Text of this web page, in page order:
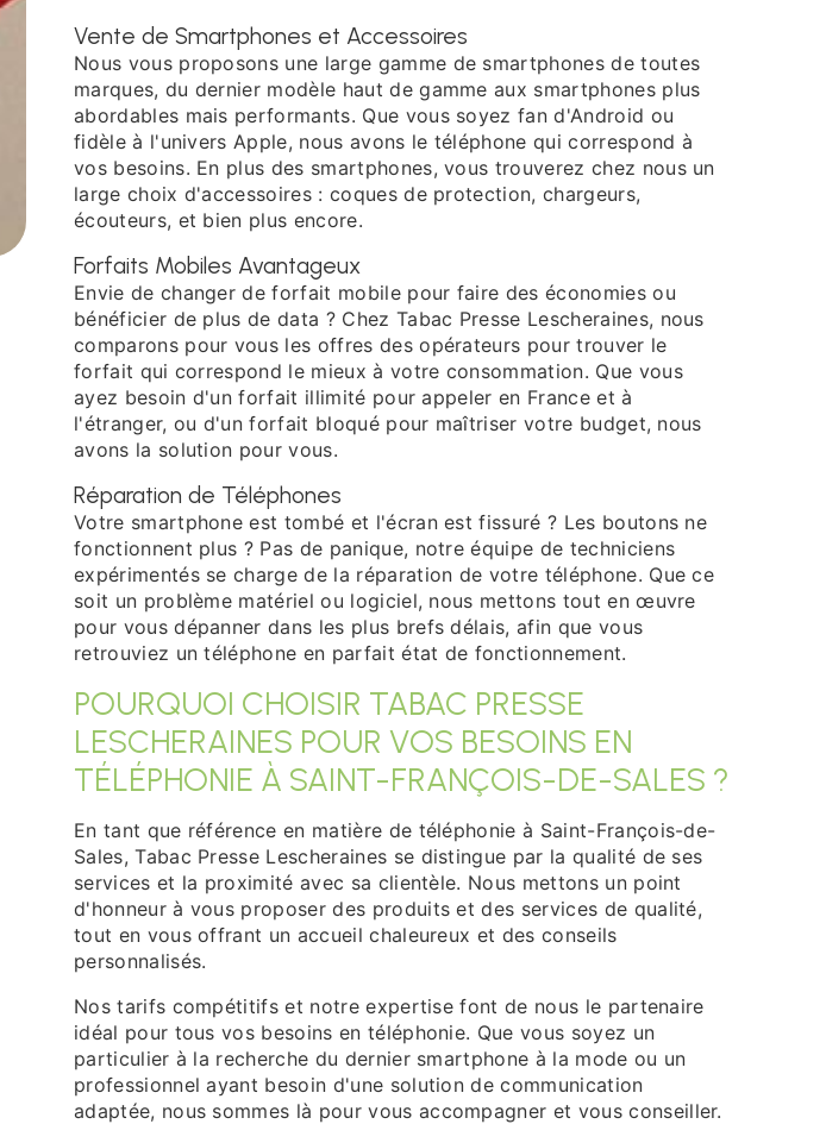
Vente de Smartphones et Accessoires
Nous vous proposons une large gamme de smartphones de toutes
marques, du dernier modèle haut de gamme aux smartphones plus
abordables mais performants. Que vous soyez fan d'Android ou
fidèle à l'univers Apple, nous avons le téléphone qui correspond à
vos besoins. En plus des smartphones, vous trouverez chez nous un
large choix d'accessoires : coques de protection, chargeurs,
écouteurs, et bien plus encore.
Forfaits Mobiles Avantageux
Envie de changer de forfait mobile pour faire des économies ou
bénéficier de plus de data ? Chez Tabac Presse Lescheraines, nous
comparons pour vous les offres des opérateurs pour trouver le
forfait qui correspond le mieux à votre consommation. Que vous
ayez besoin d'un forfait illimité pour appeler en France et à
l'étranger, ou d'un forfait bloqué pour maîtriser votre budget, nous
avons la solution pour vous.
Réparation de Téléphones
Votre smartphone est tombé et l'écran est fissuré ? Les boutons ne
fonctionnent plus ? Pas de panique, notre équipe de techniciens
expérimentés se charge de la réparation de votre téléphone. Que ce
soit un problème matériel ou logiciel, nous mettons tout en œuvre
pour vous dépanner dans les plus brefs délais, afin que vous
retrouviez un téléphone en parfait état de fonctionnement.
POURQUOI CHOISIR TABAC PRESSE
LESCHERAINES POUR VOS BESOINS EN
TÉLÉPHONIE À SAINT-FRANÇOIS-DE-SALES ?
En tant que référence en matière de téléphonie à Saint-François-de-
Sales, Tabac Presse Lescheraines se distingue par la qualité de ses
services et la proximité avec sa clientèle. Nous mettons un point
d'honneur à vous proposer des produits et des services de qualité,
tout en vous offrant un accueil chaleureux et des conseils
personnalisés.
Nos tarifs compétitifs et notre expertise font de nous le partenaire
idéal pour tous vos besoins en téléphonie. Que vous soyez un
particulier à la recherche du dernier smartphone à la mode ou un
professionnel ayant besoin d'une solution de communication
adaptée, nous sommes là pour vous accompagner et vous conseiller.